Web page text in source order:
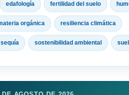
edafología fertilidad del suelo
orgánica resiliencia climática
sequía sostenibilidad ambiental